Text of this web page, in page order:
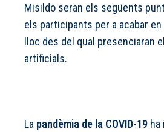
Misildo seran els següents
els participants per a acabar en
lloc des del qual presenciaran
artificials.
La pandèmia de la COVID-19 ha